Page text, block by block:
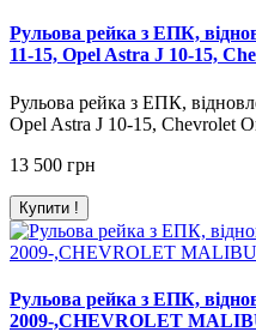
Рульова рейка з ЕПК,
11-15, Opel Astra J 10-15,
Рульова рейка з ЕПК,
Opel Astra J 10-15, Chevrolet
13 500 грн
Купити !
Рульова рейка з ЕПК,
2009-,CHEVROLET